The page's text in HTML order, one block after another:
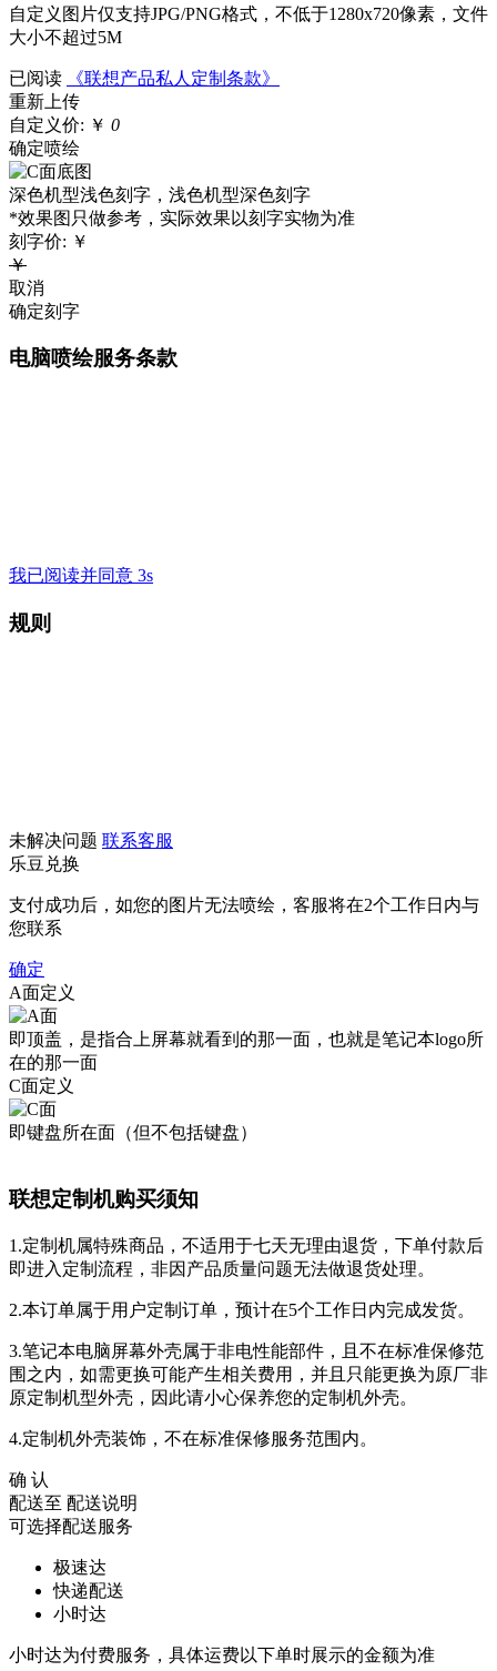
自定义图片仅支持JPG/PNG格式，不低于1280x720像素，文件
大小不超过5M
已阅读
《联想产品私人定制条款》
重新上传
自定义价: ￥ 0
确定喷绘
深色机型浅色刻字，浅色机型深色刻字
*效果图只做参考，实际效果以刻字实物为准
刻字价: ￥
￥
取消
确定刻字
电脑喷绘服务条款
我已阅读并同意 3s
规则
未解决问题 联系客服
乐豆兑换
支付成功后，如您的图片无法喷绘，客服将在2个工作日内与
您联系
确定
A面定义
即顶盖，是指合上屏幕就看到的那一面，也就是笔记本logo所
在的那一面
C面定义
即键盘所在面（但不包括键盘）
联想定制机购买须知
1.定制机属特殊商品，不适用于七天无理由退货，下单付款后
即进入定制流程，非因产品质量问题无法做退货处理。
2.本订单属于用户定制订单，预计在5个工作日内完成发货。
3.笔记本电脑屏幕外壳属于非电性能部件，且不在标准保修范
围之内，如需更换可能产生相关费用，并且只能更换为原厂非
原定制机型外壳，因此请小心保养您的定制机外壳。
4.定制机外壳装饰，不在标准保修服务范围内。
确 认
配送至 配送说明
可选择配送服务
极速达
快递配送
小时达
小时达为付费服务，具体运费以下单时展示的金额为准